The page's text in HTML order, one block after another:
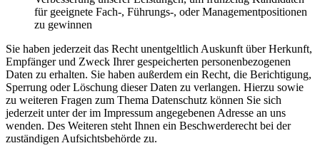
für geeignete Fach-, Führungs-, oder Managementpositionen
zu gewinnen
Sie haben jederzeit das Recht unentgeltlich Auskunft über Herkunft,
Empfänger und Zweck Ihrer gespeicherten personenbezogenen
Daten zu erhalten. Sie haben außerdem ein Recht, die Berichtigung,
Sperrung oder Löschung dieser Daten zu verlangen. Hierzu sowie
zu weiteren Fragen zum Thema Datenschutz können Sie sich
jederzeit unter der im Impressum angegebenen Adresse an uns
wenden. Des Weiteren steht Ihnen ein Beschwerderecht bei der
zuständigen Aufsichtsbehörde zu.